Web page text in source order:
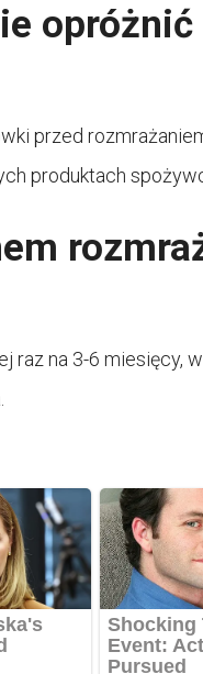
przed
produktach
raz na 3-6 miesięcy,